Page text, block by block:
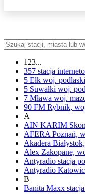
123...
357 stacja
5 Ełk woj.
5 Suwałki woj.
7 Mława woj.
90 FM Rybnik,
A
AIN KARIM
AFERA Poznań,
Akadera Białystok,
Alex Zakopane,
Antyradio stacja
Antyradio
B
Banita Maxx